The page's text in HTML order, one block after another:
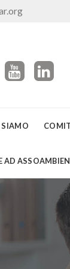
SIAMO
AD